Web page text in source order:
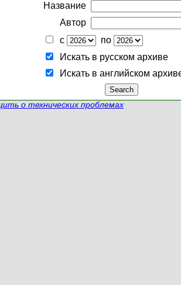
Название
Автор
с
по
Искать в русском архиве
Искать в английском
о технических проблемах